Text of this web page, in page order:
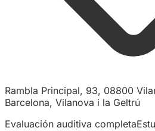
Rambla Principal, 93, 08800
Barcelona, Vilanova i la Geltrú
Evaluación auditiva completa